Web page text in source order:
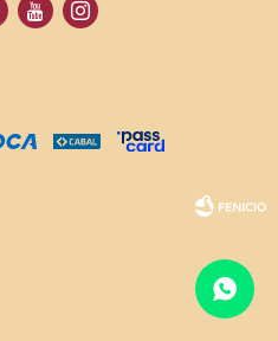
 